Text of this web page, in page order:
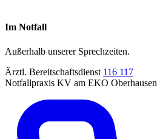
Im Notfall
Außerhalb unserer Sprechzeiten.
Ärztl. Bereitschaftsdienst 116 117
Notfallpraxis KV am EKO Oberhausen